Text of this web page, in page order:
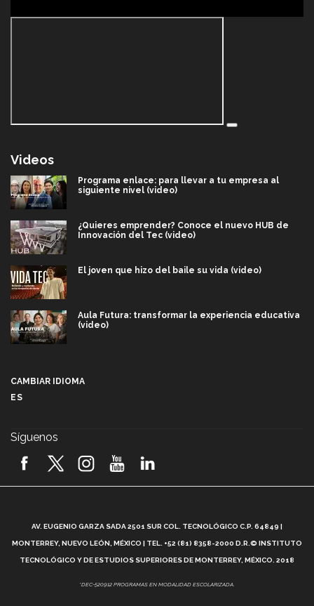
Videos
Programa enlace: para llevar a tu empresa al
siguiente nivel (video)
¿Quieres emprender? Conoce el nuevo HUB de
Innovación del Tec (video)
El joven que hizo del baile su vida (video)
Aula Futura: transformar la experiencia educativa
(video)
2026! (video)
¿Cómo es el Modelo Educativo Tec? (video)
Vida Tec: Feminismo e Inteligencia Artificial, Paola
CAMBIAR IDIOMA
ES
Síguenos
AV. EUGENIO GARZA SADA 2501 SUR COL. TECNOLÓGICO C.P. 64849 |
MONTERREY, NUEVO LEÓN, MÉXICO | TEL. +52 (81) 8358-2000 D.R.© INSTITUTO
TECNOLÓGICO Y DE ESTUDIOS SUPERIORES DE MONTERREY, MÉXICO. 2018
*DEC-520912 PROGRAMAS EN MODALIDAD ESCOLARIZADA.